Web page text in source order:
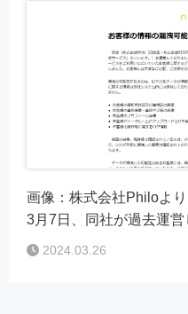
画像：株式会社Philoよ
3月7日、同社が過去運
2024.03.26